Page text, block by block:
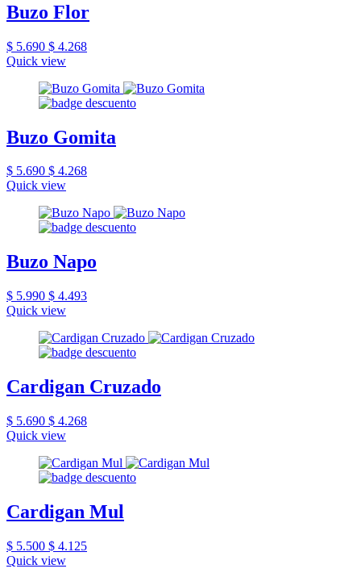
Buzo Flor
$ 5.690 $ 4.268
Quick view
Buzo Gomita
$ 5.690 $ 4.268
Quick view
Buzo Napo
$ 5.990 $ 4.493
Quick view
Cardigan Cruzado
$ 5.690 $ 4.268
Quick view
Cardigan Mul
$ 5.500 $ 4.125
Quick view